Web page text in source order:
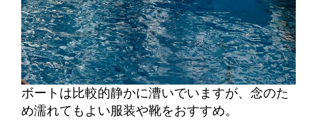
ボートは比較的静かに漕いでいますが、念のた
め濡れてもよい服装や靴をおすすめ。